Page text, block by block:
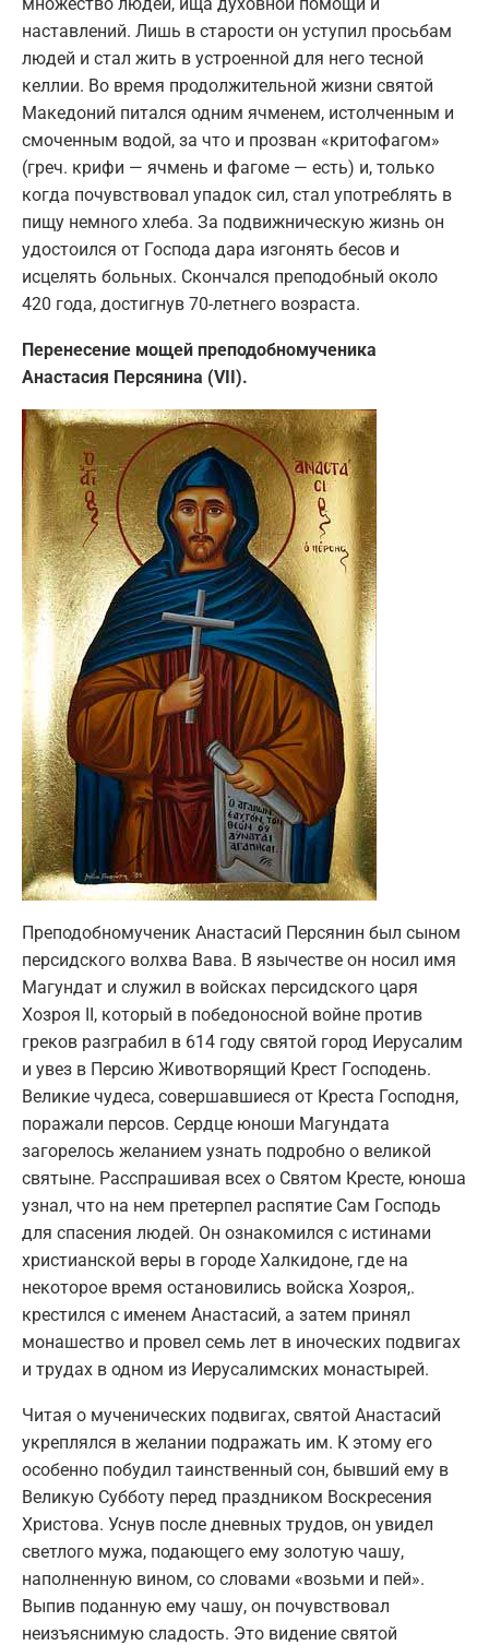
наставлений. Лишь в старости он уступил просьбам
людей и стал жить в устроенной для него тесной
келлии. Во время продолжительной жизни святой
Македоний питался одним ячменем, истолченным и
смоченным водой, за что и прозван «критофагом»
(греч. крифи — ячмень и фагоме — есть) и, только
когда почувствовал упадок сил, стал употреблять в
пищу немного хлеба. За подвижническую жизнь он
удостоился от Господа дара изгонять бесов и
исцелять больных. Скончался преподобный около
420 года, достигнув 70-летнего возраста.
Перенесение мощей преподобномученика
Анастасия Персянина (VII).
Преподобномученик Анастасий Персянин был сыном
персидского волхва Вава. В язычестве он носил имя
Магундат и служил в войсках персидского царя
Хозроя II, который в победоносной войне против
греков разграбил в 614 году святой город Иерусалим
и увез в Персию Животворящий Крест Господень.
Великие чудеса, совершавшиеся от Креста Господня,
поражали персов. Сердце юноши Магундата
загорелось желанием узнать подробно о великой
святыне. Расспрашивая всех о Святом Кресте, юноша
узнал, что на нем претерпел распятие Сам Господь
для спасения людей. Он ознакомился с истинами
христианской веры в городе Халкидоне, где на
некоторое время остановились войска Хозроя,.
крестился с именем Анастасий, а затем принял
монашество и провел семь лет в иноческих подвигах
и трудах в одном из Иерусалимских монастырей.
Читая о мученических подвигах, святой Анастасий
укреплялся в желании подражать им. К этому его
особенно побудил таинственный сон, бывший ему в
Великую Субботу перед праздником Воскресения
Христова. Уснув после дневных трудов, он увидел
светлого мужа, подающего ему золотую чашу,
наполненную вином, со словами «возьми и пей».
Выпив поданную ему чашу, он почувствовал
неизъяснимую сладость. Это видение святой